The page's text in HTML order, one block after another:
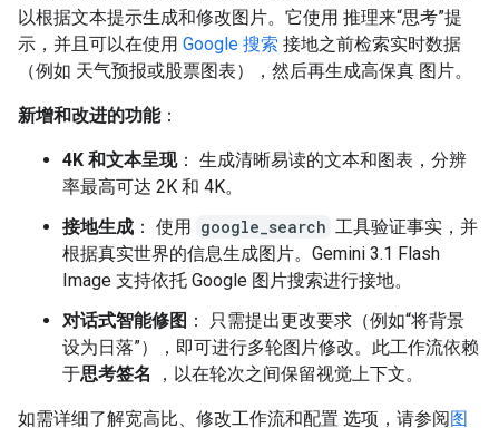
以根据文本提示生成和修改图片。它使用 推理来“思考”提
示，并且可以在使用 Google 搜索 接地之前检索实时数据
（例如 天气预报或股票图表），然后再生成高保真 图片。
新增和改进的功能：
4K 和文本呈现： 生成清晰易读的文本和图表，分辨
率最高可达 2K 和 4K。
接地生成 ： 使用 google_search 工具验证事实，并
根据真实世界的信息生成图片。Gemini 3.1 Flash
Image 支持依托 Google 图片搜索进行接地。
对话式智能修图 ： 只需提出更改要求（例如“将背景
设为日落”），即可进行多轮图片修改。此工作流依赖
于思考签名 ，以在轮次之间保留视觉上下文。
如需详细了解宽高比、修改工作流和配置 选项，请参阅图